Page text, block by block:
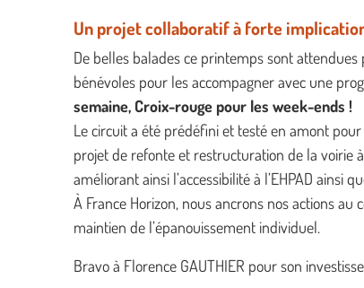
Un projet collaboratif à forte
De belles balades ce printemps sont attendues
bénévoles pour les accompagner avec une
semaine, Croix-rouge pour les week-ends !
Le circuit a été prédéfini et testé en amont
projet de refonte et restructuration de la voirie
améliorant ainsi l’accessibilité à l’EHPAD ainsi
À France Horizon, nous ancrons nos actions
maintien de l’épanouissement individuel.
Bravo à Florence GAUTHIER pour son